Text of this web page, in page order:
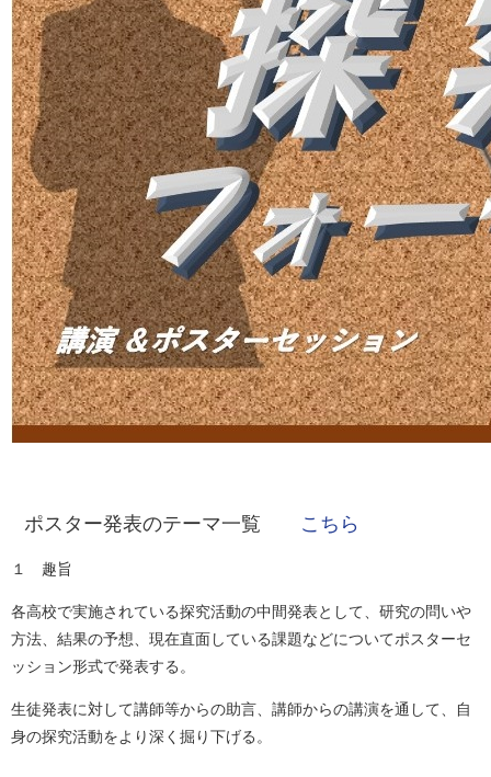
ポスター発表のテーマ一覧 こちら
１ 趣旨
各高校で実施されている探究活動の中間発表として、研究の問いや
方法、結果の予想、現在直面している課題などについてポスターセ
ッション形式で発表する。
生徒発表に対して講師等からの助言、講師からの講演を通して、自
身の探究活動をより深く掘り下げる。